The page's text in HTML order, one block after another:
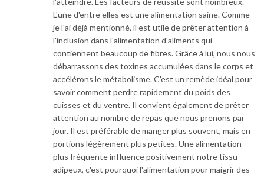
L'une d'entre elles est une alimentation saine. Comme
je l'ai déjà mentionné, il est utile de prêter attention à
l'inclusion dans l'alimentation d'aliments qui
contiennent beaucoup de fibres. Grâce à lui, nous nous
débarrassons des toxines accumulées dans le corps et
accélérons le métabolisme. C'est un remède idéal pour
savoir comment perdre rapidement du poids des
cuisses et du ventre. Il convient également de prêter
attention au nombre de repas que nous prenons par
jour. Il est préférable de manger plus souvent, mais en
portions légèrement plus petites. Une alimentation
plus fréquente influence positivement notre tissu
adipeux, c'est pourquoi l'alimentation pour maigrir des